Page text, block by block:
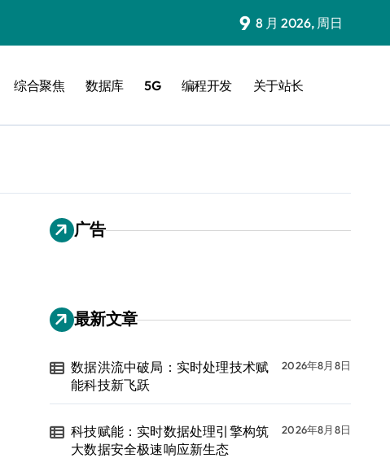
9 8 月 2026, 周日
综合聚焦 数据库 5G 编程开发 关于站长
广告
最新文章
数据洪流中破局：实时处理技术赋
能科技新飞跃
2026年8月8日
科技赋能：实时数据处理引擎构筑
大数据安全极速响应新生态
2026年8月8日